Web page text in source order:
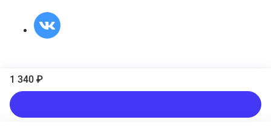
1 340 ₽